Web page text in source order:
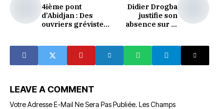
4ième pont
d’Abidjan : Des
ouvriers grévistes
Didier Drogba
justifie son
absence sur la
LEAVE A COMMENT
Votre Adresse E-Mail Ne Sera Pas Publiée. Les Champs